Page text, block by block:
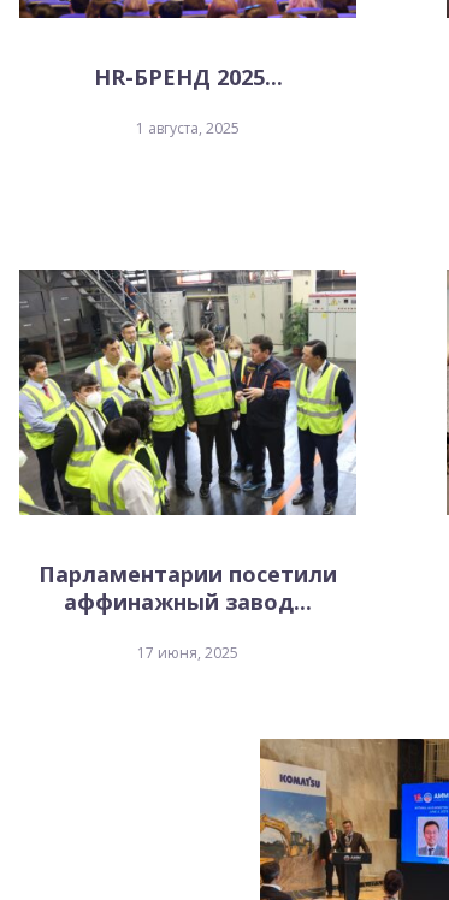
HR-БРЕНД 2025...
1 августа, 2025
Парламентарии посетили
аффинажный завод...
17 июня, 2025